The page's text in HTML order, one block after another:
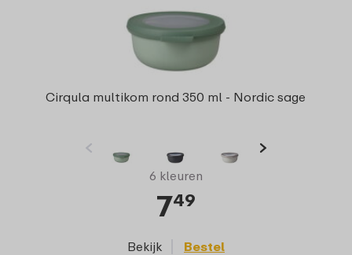
Cirqula multikom rond 350 ml - Nordic sage
6 kleuren
749
Bekijk Bestel